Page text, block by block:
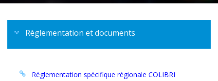
Règlementation et documents
Réglementation spécifique régionale COLIBRI